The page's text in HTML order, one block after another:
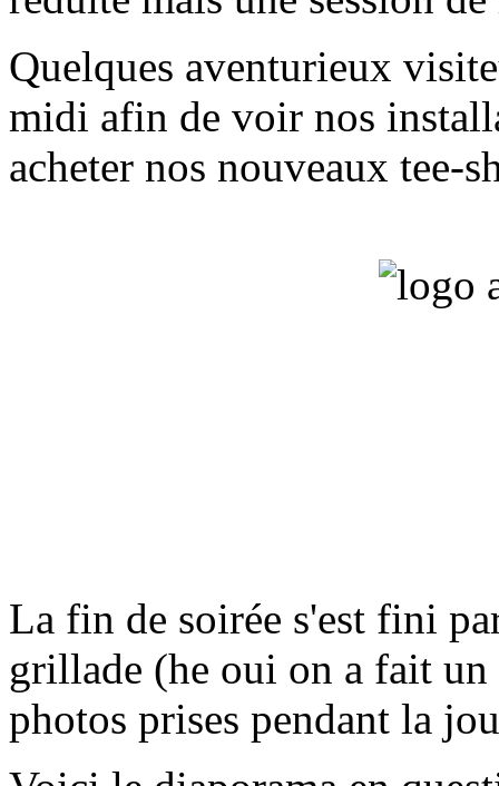
Quelques aventurieux
midi afin de voir nos
acheter nos nouveaux tee-
La fin de soirée s'est fini
grillade (he oui on a fait
photos prises pendant la